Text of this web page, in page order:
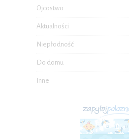
Ojcostwo
Aktualności
Niepłodność
Do domu
Inne